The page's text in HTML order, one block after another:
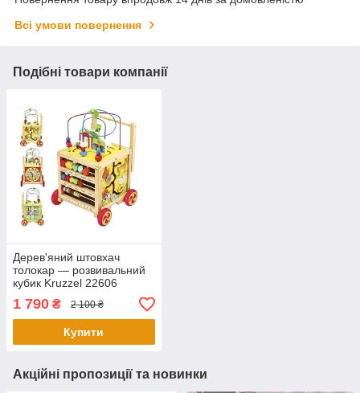
Всі умови повернення
Подібні товари компанії
Дерев'яний штовхач
толокар — розвивальний
кубик Kruzzel 22606
1 790 ₴ 2 100 ₴
Купити
Акційні пропозиції та новинки